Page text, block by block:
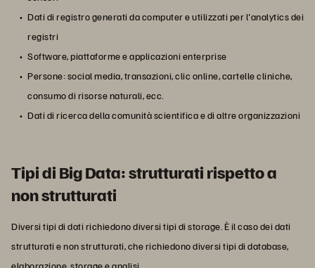
Dati di registro generati da computer e utilizzati per l'analytics dei
registri
Software, piattaforme e applicazioni enterprise
Persone: social media, transazioni, clic online, cartelle cliniche,
consumo di risorse naturali, ecc.
Dati di ricerca della comunità scientifica e di altre organizzazioni
Tipi di Big Data: strutturati rispetto a
non strutturati
Diversi tipi di dati richiedono diversi tipi di storage. È il caso dei dati
strutturati e non strutturati, che richiedono diversi tipi di database,
elaborazione, storage e analisi.